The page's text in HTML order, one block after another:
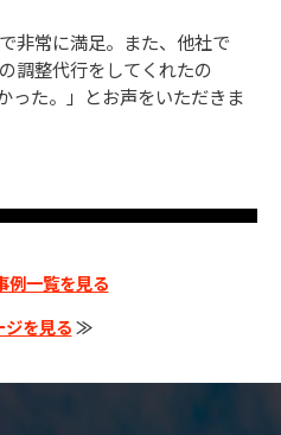
非常に満足。また、他社で
調整代⾏をしてくれたの
った。」とお声をいただきま
例一覧を見る
を見る≫